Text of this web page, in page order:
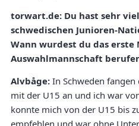
torwart.de: Du hast sehr
schwedischen Junioren-
Wann wurdest du das erste
Auswahlmannschaft
Alvbåge: In Schweden
mit der U15 an und ich war
konnte mich von der U15 bis